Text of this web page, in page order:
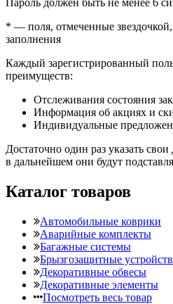
Пароль должен быть не менее 6
* — поля, отмеченные звездочкой,
заполнения
Каждый зарегистрированный
преимуществ:
Отслеживания состояния
Информация об акциях и
Индивидуальные
Достаточно один раз указать
в дальнейшем они будут
Каталог товаров
Автомобильные коврики
Аварийные комплекты
Багажные системы
Брызгозащитные
Декоративные обвесы
Декоративные элементы
Посмотреть весь товар